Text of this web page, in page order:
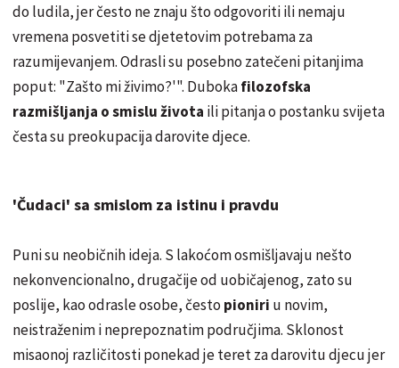
do ludila, jer često ne znaju što odgovoriti ili nemaju
vremena posvetiti se djetetovim potrebama za
razumijevanjem. Odrasli su posebno zatečeni pitanjima
poput: "Zašto mi živimo?'". Dubokafilozofska
razmišljanja o smislu života ili pitanja o postanku svijeta
česta su preokupacija darovite djece.
'Čudaci' sa smislom za istinu i pravdu
Puni su neobičnih ideja. S lakoćom osmišljavaju nešto
nekonvencionalno, drugačije od uobičajenog, zato su
poslije, kao odrasle osobe, često pioniri u novim,
neistraženim i neprepoznatim područjima. Sklonost
misaonoj različitosti ponekad je teret za darovitu djecu jer